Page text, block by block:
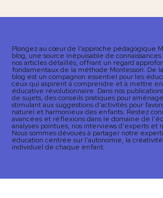
Plongez au cœur de l'approche pédagogique
blog, une source inépuisable de
nos articles détaillés, offrant un regard
fondamentaux de la méthode Montessori. De
blog est un compagnon essentiel pour les
ceux qui aspirent à comprendre et à mettre
éducative révolutionnaire. Dans nos
de sujets, des conseils pratiques pour
stimulant aux suggestions d'activités pour
naturel et harmonieux des enfants. Restez
avancées et réflexions dans le domaine de
analyses pointues, nos interviews d'experts et
Nous sommes dévoués à partager notre
éducation centrée sur l'autonomie, la
individuel de chaque enfant.